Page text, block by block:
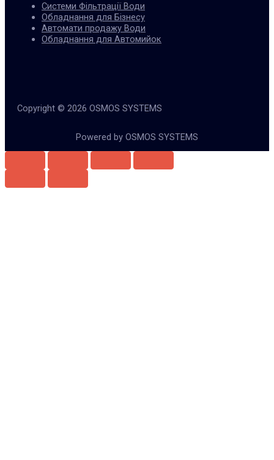
Системи Фільтрації Води
Обладнання для Бізнесу
Автомати продажу Води
Обладнання для Автомийок
Copyright © 2026 OSMOS SYSTEMS
Powered by OSMOS SYSTEMS